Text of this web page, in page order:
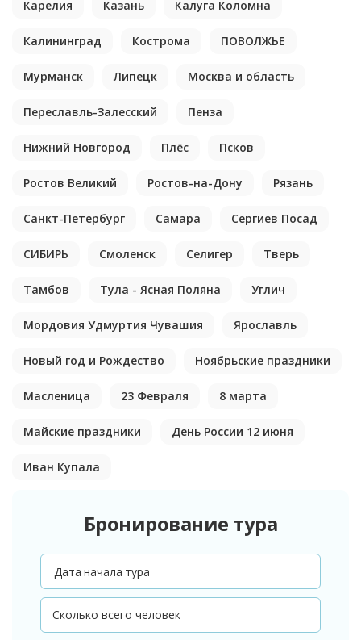
Карелия Казань Калуга Коломна
Калининград Кострома ПОВОЛЖЬЕ
Мурманск Липецк Москва и область
Переславль-Залесский Пенза
Нижний Новгород Плёс Псков
Ростов Великий Ростов-на-Дону Рязань
Санкт-Петербург Самара Сергиев Посад
СИБИРЬ Смоленск Селигер Тверь
Тамбов Тула - Ясная Поляна Углич
Мордовия Удмуртия Чувашия Ярославль
Новый год и Рождество Ноябрьские праздники
Масленица 23 Февраля 8 марта
Майские праздники День России 12 июня
Иван Купала
Бронирование тура
Дата начала тура